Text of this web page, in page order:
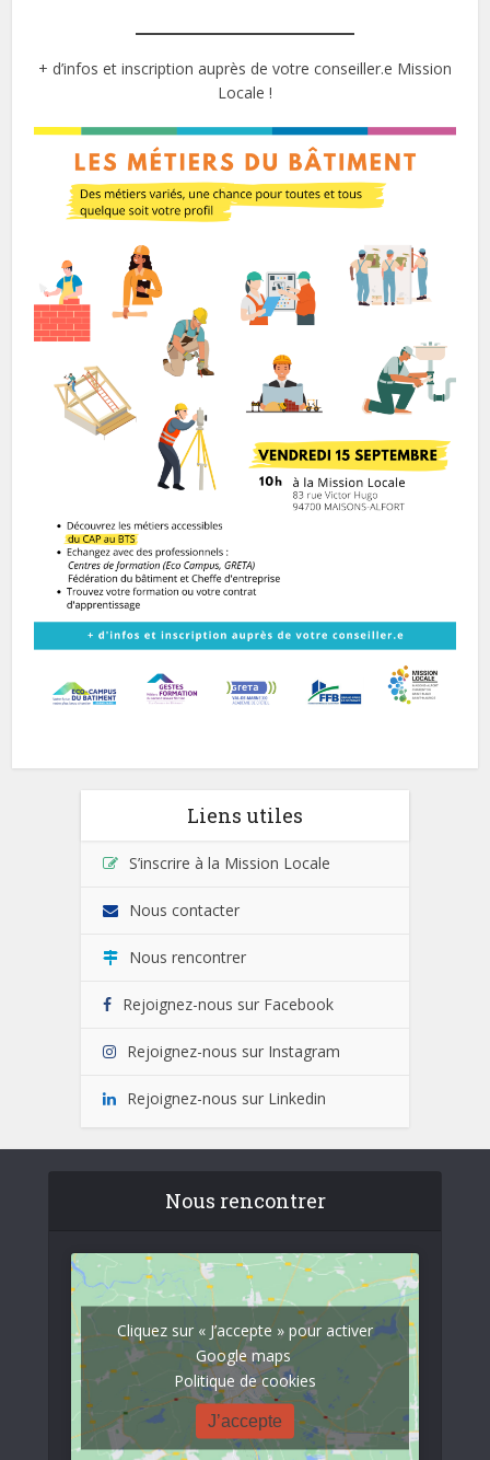
+ d’infos et inscription auprès de votre conseiller.e Mission
Locale !
Liens utiles
S’inscrire à la Mission Locale
Nous contacter
Nous rencontrer
Rejoignez-nous sur Facebook
Rejoignez-nous sur Instagram
Rejoignez-nous sur Linkedin
Nous rencontrer
Cliquez sur « J’accepte » pour activer
Google maps
Politique de cookies
J’accepte